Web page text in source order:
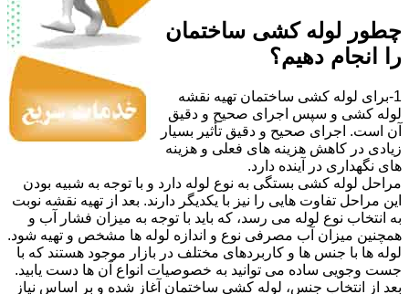
چطور لوله کشی ساختمان
را انجام دهیم؟
1-برای لوله کشی ساختمان تهیه نقشه
لوله کشی و سپس اجرای صحیح و دقیق
آن است. اجرای صحیح و دقیق تأثیر بسیار
زیادی در کاهش هزینه های فعلی و هزینه
های نگهداری در آینده دارد.
مراحل لوله کشی بستگی به نوع لوله دارد و با توجه به شبیه بودن
این مراحل تفاوت هایی را نیز با یکدیگر دارند. بعد از تهیه نقشه نوبت
به انتخاب نوع لوله می رسد، که باید با توجه به میزان فشار آب و
همچنین میزان آب مصرفی نوع و اندازه لوله ها مشخص و تهیه شود.
لوله ها با جنس ها و کاربردهای مختلف در بازار موجود هستند که با
جست وجویی ساده می توانید به خصوصیات انواع آن ها دست یابید.
بعد از انتخاب جنس، لوله کشی ساختمان آغاز شده و بر اساس نیاز